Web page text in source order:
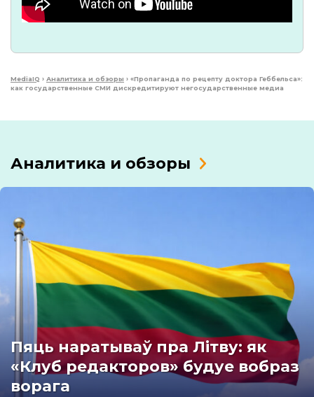
MediaIQ › Аналитика и обзоры › «Пропаганда по рецепту доктора Геббельса»:
как государственные СМИ дискредитируют негосударственные медиа
Аналитика и обзоры
Пяць наратываў пра Літву: як
«Клуб редакторов» будуе вобраз
ворага